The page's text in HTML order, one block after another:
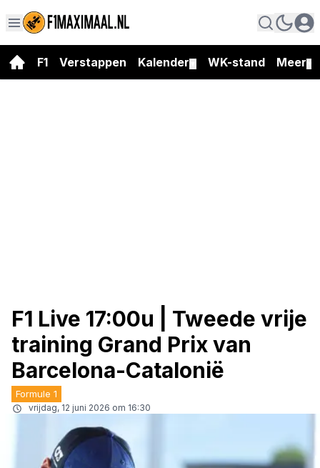
F1 Verstappen Kalender WK-stand Meer
F1 Live 17:00u | Tweede vrije
training Grand Prix van
Barcelona-Catalonië
Formule 1
vrijdag, 12 juni 2026 om 16:30